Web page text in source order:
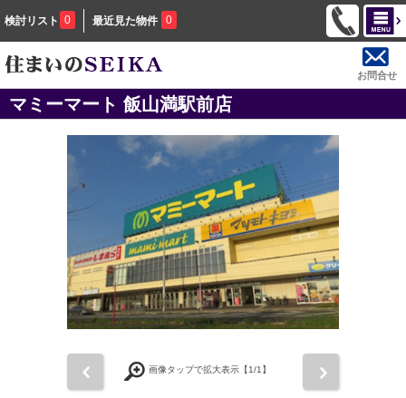
検討リスト 0 最近見た物件 0
お問合せ
マミーマート 飯山満駅前店
画像タップで拡大表示【1/1】